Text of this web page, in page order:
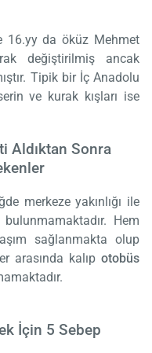
16.yy da öküz Mehmet
değiştirilmiş ancak
Tipik bir İç Anadolu
ve kurak kışları ise
Aldıktan Sonra
merkeze yakınlığı ile
Hem
sağlanmakta olup
arasında kalıp otobüs
İçin 5 Sebep